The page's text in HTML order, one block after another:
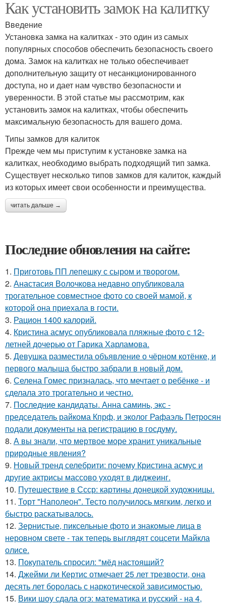
Как установить замок на калитку
Введение
Установка замка на калитках - это один из самых
популярных способов обеспечить безопасность своего
дома. Замок на калитках не только обеспечивает
дополнительную защиту от несанкционированного
доступа, но и дает нам чувство безопасности и
уверенности. В этой статье мы рассмотрим, как
установить замок на калитках, чтобы обеспечить
максимальную безопасность для вашего дома.
Типы замков для калиток
Прежде чем мы приступим к установке замка на
калитках, необходимо выбрать подходящий тип замка.
Существует несколько типов замков для калиток, каждый
из которых имеет свои особенности и преимущества.
читать дальше →
Последние обновления на сайте:
1. Приготовь ПП лепешку с сыром и творогом.
2. Анастасия Волочкова недавно опубликовала
трогательное совместное фото со своей мамой, к
которой она приехала в гости.
3. Рацион 1400 калорий.
4. Кристина асмус опубликовала пляжные фото с 12-
летней дочерью от Гарика Харламова.
5. Девушка разместила объявление о чёрном котёнке, и
первого малыша быстро забрали в новый дом.
6. Селена Гомес призналась, что мечтает о ребёнке - и
сделала это трогательно и честно.
7. Последние кандидаты. Анна саминь, экс -
председатель райкома Кпрф, и эколог Рафаэль Петросян
подали документы на регистрацию в госдуму.
8. А вы знали, что мертвое море хранит уникальные
природные явления?
9. Новый тренд селебрити: почему Кристина асмус и
другие актрисы массово уходят в диджеинг.
10. Путешествие в Ссср: картины донецкой художницы.
11. Торт "Наполеон". Тесто получилось мягким, легко и
быстро раскатывалось.
12. Зернистые, пиксельные фото и знакомые лица в
неровном свете - так теперь выглядят соцсети Майкла
олисе.
13. Покупатель спросил: "мёд настоящий?
14. Джейми ли Кертис отмечает 25 лет трезвости, она
десять лет боролась с наркотической зависимостью.
15. Вики шоу сдала огэ: математика и русский - на 4,